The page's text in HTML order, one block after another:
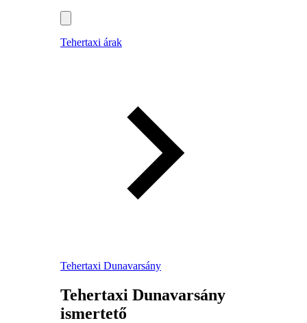
Tehertaxi árak
Tehertaxi Dunavarsány
Tehertaxi Dunavarsány
ismertető